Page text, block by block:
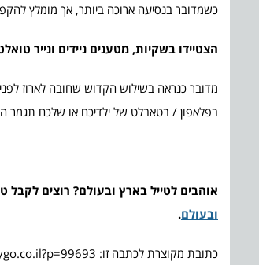
כשמדובר בנסיעה ארוכה ביותר, אך מומלץ
הצטיידו בשקיות, מטענים ניידים ונייר
מדובר כנראה בשילוש הקדוש שחובה לארוז
בפלאפון / בטאבלט של ילדיכם או שלכם תגמר
אוהבים לטייל בארץ ובעולם? רוצים
ובעולם.
כתובת מקוצרת לכתבה זו: https://www.familygo.co.il?p=99693